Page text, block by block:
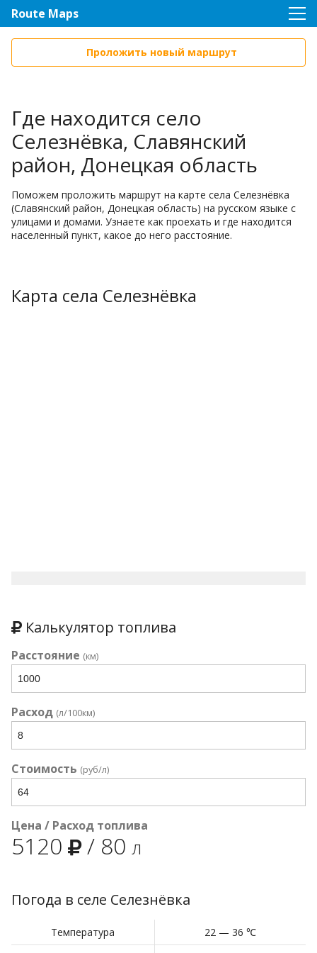
Route Maps
Проложить новый маршрут
Где находится село
Селезнёвка, Славянский
район, Донецкая область
Поможем проложить маршрут на карте села Селезнёвка
(Славянский район, Донецкая область) на русском языке с
улицами и домами. Узнаете как проехать и где находится
населенный пункт, какое до него расстояние.
Карта села Селезнёвка
Калькулятор топлива
Расстояние (км)
Расход (л/100км)
Стоимость (руб/л)
Цена / Расход топлива
5120 / 80 л
Погода в селе Селезнёвка
Температура
22 — 36 ℃